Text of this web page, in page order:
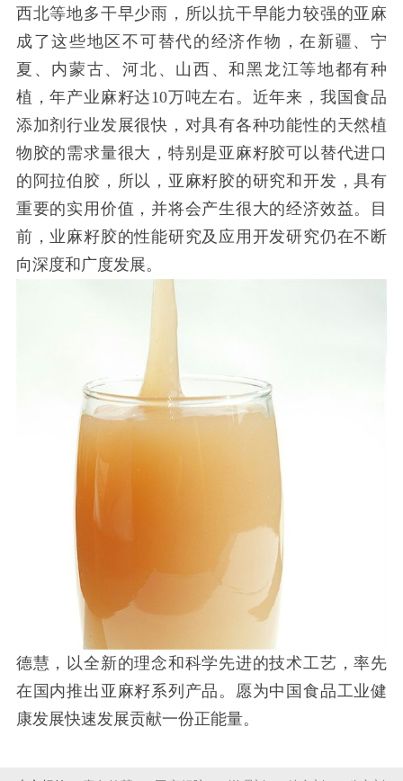
西北等地多干早少雨，所以抗干早能力较强的亚麻
成了这些地区不可替代的经济作物，在新疆、宁
夏、内蒙古、河北、山西、和黑龙江等地都有种
植，年产业麻籽达10万吨左右。近年来，我国食品
添加剂行业发展很快，对具有各种功能性的天然植
物胶的需求量很大，特别是亚麻籽胶可以替代进口
的阿拉伯胶，所以，亚麻籽胶的研究和开发，具有
重要的实用价值，并将会产生很大的经济效益。目
前，业麻籽胶的性能研究及应用开发研究仍在不断
向深度和广度发展。
德慧，以全新的理念和科学先进的技术工艺，率先
在国内推出亚麻籽系列产品。愿为中国食品工业健
康发展快速发展贡献一份正能量。